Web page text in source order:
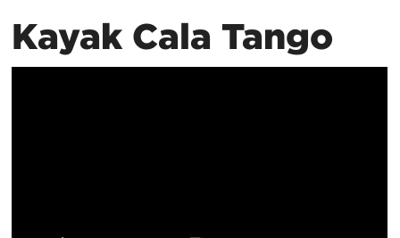
Kayak Cala Tango